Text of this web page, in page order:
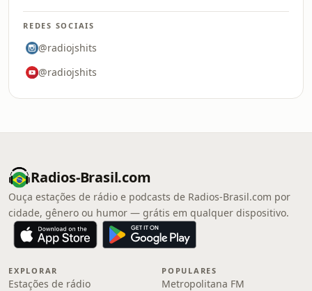
REDES SOCIAIS
@radiojshits
@radiojshits
Radios-Brasil.com
Ouça estações de rádio e podcasts de Radios-Brasil.com por
cidade, gênero ou humor — grátis em qualquer dispositivo.
EXPLORAR
Estações de rádio
POPULARES
Metropolitana FM